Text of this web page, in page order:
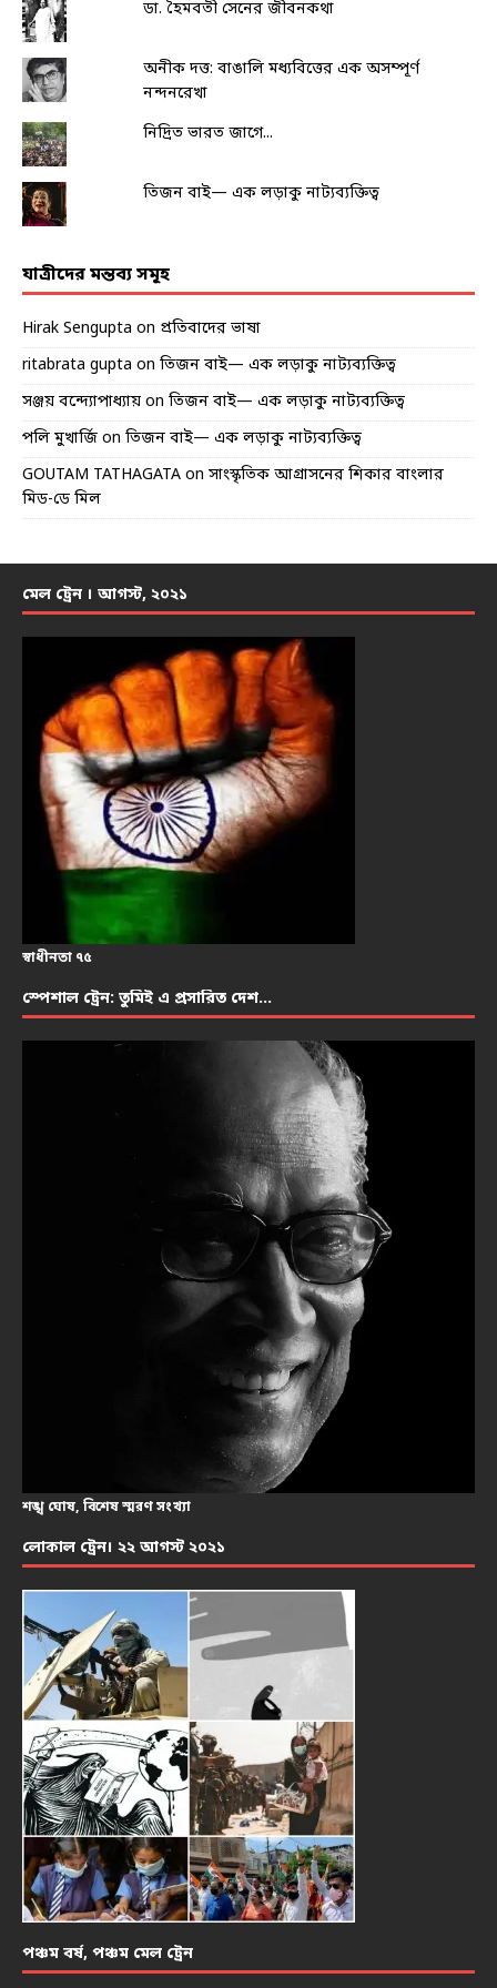
ডা. হৈমবতী সেনের জীবনকথা
অনীক দত্ত: বাঙালি মধ্যবিত্তের এক অসম্পূর্ণ
নন্দনরেখা
নিদ্রিত ভারত জাগে...
তিজন বাই— এক লড়াকু নাট্যব্যক্তিত্ব
যাত্রীদের মন্তব্য সমূহ
Hirak Sengupta on প্রতিবাদের ভাষা
ritabrata gupta on তিজন বাই— এক লড়াকু নাট্যব্যক্তিত্ব
সঞ্জয় বন্দ্যোপাধ্যায় on তিজন বাই— এক লড়াকু নাট্যব্যক্তিত্ব
পলি মুখার্জি on তিজন বাই— এক লড়াকু নাট্যব্যক্তিত্ব
GOUTAM TATHAGATA on সাংস্কৃতিক আগ্রাসনের শিকার বাংলার
মিড-ডে মিল
মেল ট্রেন । আগস্ট, ২০২১
স্বাধীনতা ৭৫
স্পেশাল ট্রেন: তুমিই এ প্রসারিত দেশ…
শঙ্খ ঘোষ, বিশেষ স্মরণ সংখ্যা
লোকাল ট্রেন। ২২ আগস্ট ২০২১
পঞ্চম বর্ষ, পঞ্চম মেল ট্রেন